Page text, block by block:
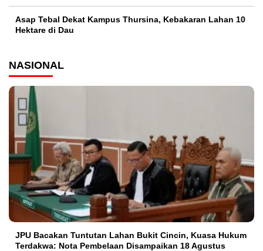
Asap Tebal Dekat Kampus Thursina, Kebakaran Lahan 10
Hektare di Dau
NASIONAL
JPU Bacakan Tuntutan Lahan Bukit Cincin, Kuasa Hukum
Terdakwa: Nota Pembelaan Disampaikan 18 Agustus